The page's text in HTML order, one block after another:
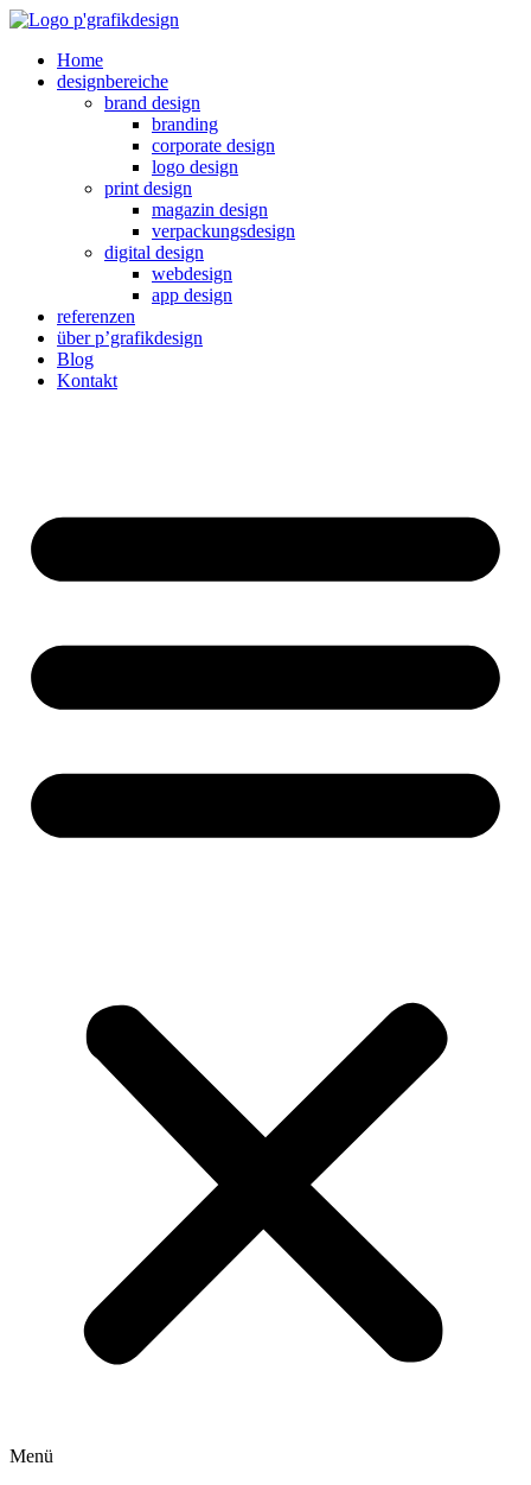
Zum
wechselnHome
designbereiche
brand design
branding
corporate design
logo design
print design
magazin design
verpackungsdesign
digital design
webdesign
app design
referenzen
über p’grafikdesign
Blog
Kontakt
Menü